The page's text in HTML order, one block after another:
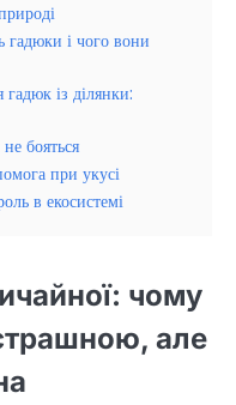
гадюки і чого вони
із ділянки:
бояться
при укусі
в екосистемі
чому
але